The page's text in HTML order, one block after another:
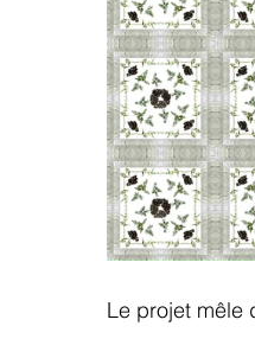
Le projet mêle